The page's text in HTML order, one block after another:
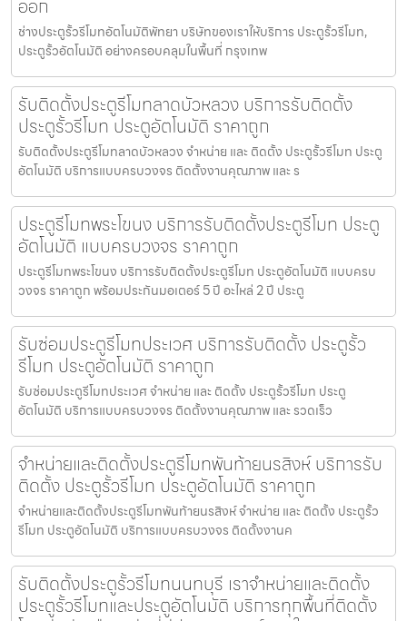
ออก
ช่างประตูรั้วรีโมทอัตโนมัติพัทยา บริษัทของเราให้บริการ ประตูรั้วรีโมท,
ประตูรั้วอัตโนมัติ อย่างครอบคลุมในพื้นที่ กรุงเทพ
รับติดตั้งประตูรีโมทลาดบัวหลวง บริการรับติดตั้ง
ประตูรั้วรีโมท ประตูอัตโนมัติ ราคาถูก
รับติดตั้งประตูรีโมทลาดบัวหลวง จำหน่าย และ ติดตั้ง ประตูรั้วรีโมท ประตู
อัตโนมัติ บริการแบบครบวงจร ติดตั้งงานคุณภาพ และ ร
ประตูรีโมทพระโขนง บริการรับติดตั้งประตูรีโมท ประตู
อัตโนมัติ แบบครบวงจร ราคาถูก
ประตูรีโมทพระโขนง บริการรับติดตั้งประตูรีโมท ประตูอัตโนมัติ แบบครบ
วงจร ราคาถูก พร้อมประกันมอเตอร์ 5 ปี อะไหล่ 2 ปี ประตู
รับซ่อมประตูรีโมทประเวศ บริการรับติดตั้ง ประตูรั้ว
รีโมท ประตูอัตโนมัติ ราคาถูก
รับซ่อมประตูรีโมทประเวศ จำหน่าย และ ติดตั้ง ประตูรั้วรีโมท ประตู
อัตโนมัติ บริการแบบครบวงจร ติดตั้งงานคุณภาพ และ รวดเร็ว
จำหน่ายและติดตั้งประตูรีโมทพันท้ายนรสิงห์ บริการรับ
ติดตั้ง ประตูรั้วรีโมท ประตูอัตโนมัติ ราคาถูก
จำหน่ายและติดตั้งประตูรีโมทพันท้ายนรสิงห์ จำหน่าย และ ติดตั้ง ประตูรั้ว
รีโมท ประตูอัตโนมัติ บริการแบบครบวงจร ติดตั้งงานค
รับติดตั้งประตูรั้วรีโมทนนทบุรี เราจำหน่ายและติดตั้ง
ประตูรั้วรีโมทและประตูอัตโนมัติ บริการทุกพื้นที่ติดตั้ง